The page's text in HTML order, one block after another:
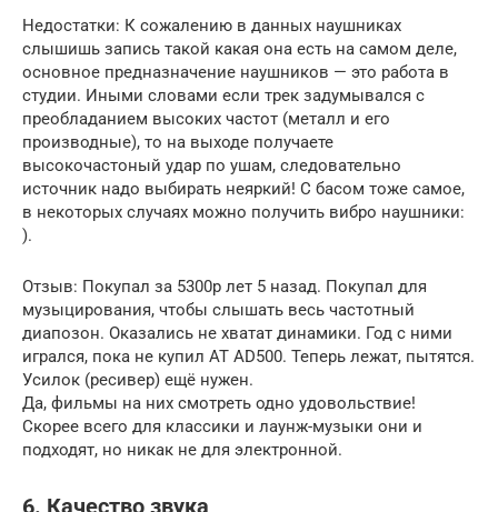
Недостатки: К сожалению в данных наушниках
слышишь запись такой какая она есть на самом деле,
основное предназначение наушников — это работа в
студии. Иными словами если трек задумывался с
преобладанием высоких частот (металл и его
производные), то на выходе получаете
высокочастоный удар по ушам, следовательно
источник надо выбирать неяркий! С басом тоже самое,
в некоторых случаях можно получить вибро наушники:
).
Отзыв: Покупал за 5300р лет 5 назад. Покупал для
музыцирования, чтобы слышать весь частотный
диапозон. Оказались не хватат динамики. Год с ними
игрался, пока не купил AT AD500. Теперь лежат, пытятся.
Усилок (ресивер) ещё нужен.
Да, фильмы на них смотреть одно удовольствие!
Скорее всего для классики и лаунж-музыки они и
подходят, но никак не для электронной.
6. Качество звука